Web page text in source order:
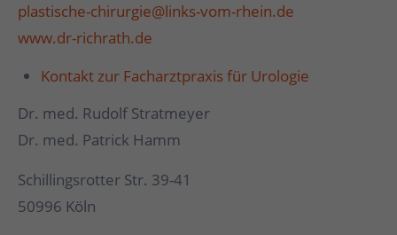
plastische-chirurgie@links-vom-rhein.de
www.dr-richrath.de
Kontakt zur Facharztpraxis für Urologie
Dr. med. Rudolf Stratmeyer
Dr. med. Patrick Hamm
Schillingsrotter Str. 39-41
50996 Köln